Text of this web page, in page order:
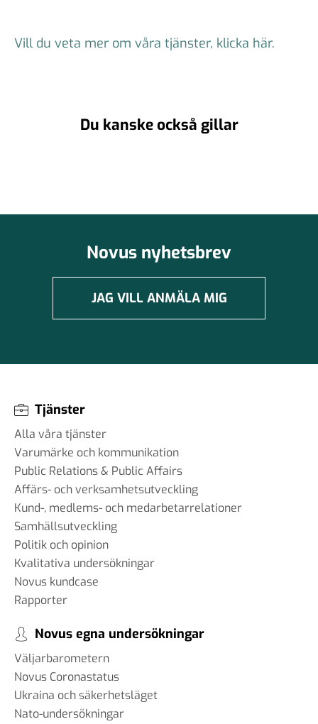
Vill du veta mer om våra tjänster, klicka här.
Du kanske också gillar
Novus nyhetsbrev
JAG VILL ANMÄLA MIG
Tjänster
Alla våra tjänster
Varumärke och kommunikation
Public Relations & Public Affairs
Affärs- och verksamhetsutveckling
Kund-, medlems- och medarbetarrelationer
Samhällsutveckling
Politik och opinion
Kvalitativa undersökningar
Novus kundcase
Rapporter
Novus egna undersökningar
Väljarbarometern
Novus Coronastatus
Ukraina och säkerhetsläget
Nato-undersökningar